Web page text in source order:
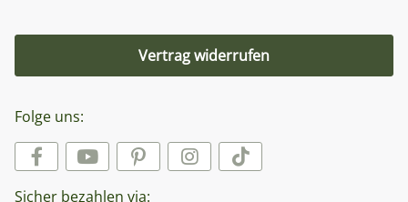
Vertrag widerrufen
Folge uns:
Sicher bezahlen via: